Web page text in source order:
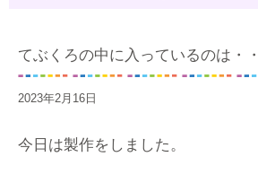
てぶくろの中に入っているのは・
2023年2月16日
今日は製作をしました。